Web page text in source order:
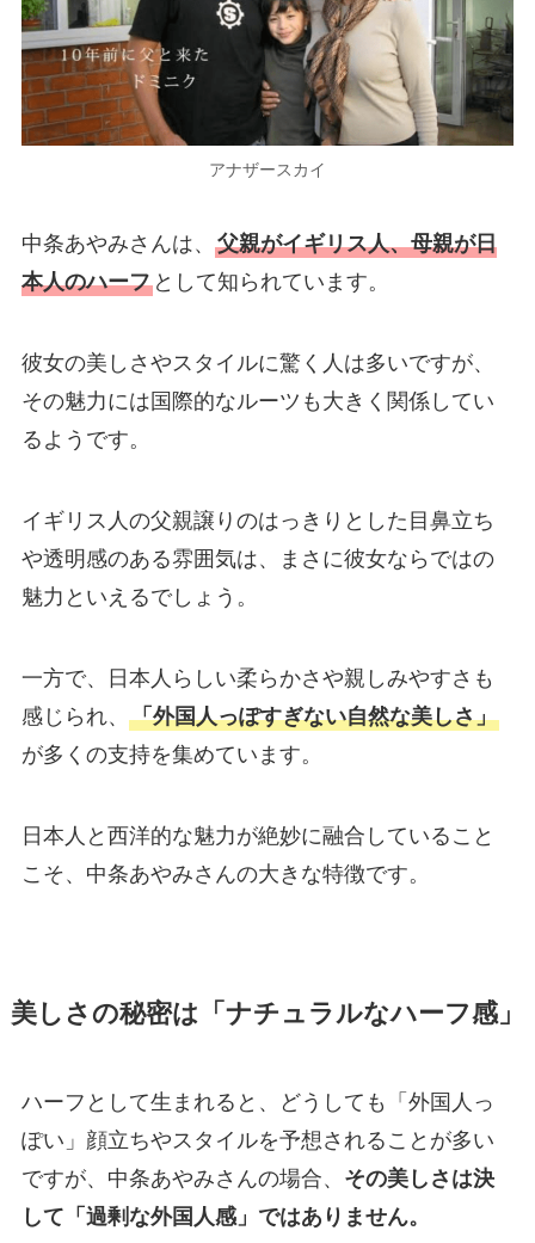
アナザースカイ
中条あやみさんは、 父親がイギリス人、母親が日
本人のハーフとして知られています。
彼女の美しさやスタイルに驚く人は多いですが、
その魅力には国際的なルーツも大きく関係してい
るようです。
イギリス人の父親譲りのはっきりとした目鼻立ち
や透明感のある雰囲気は、まさに彼女ならではの
魅力といえるでしょう。
一方で、日本人らしい柔らかさや親しみやすさも
感じられ、 「外国人っぽすぎない自然な美しさ」
が多くの支持を集めています。
日本人と西洋的な魅力が絶妙に融合していること
こそ、中条あやみさんの大きな特徴です。
美しさの秘密は「ナチュラルなハーフ感」
ハーフとして生まれると、どうしても「外国人っ
ぽい」顔立ちやスタイルを予想されることが多い
ですが、中条あやみさんの場合、 その美しさは決
して「過剰な外国人感」ではありません。